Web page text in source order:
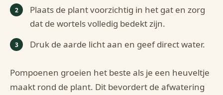
Plaats de plant voorzichtig in het gat en zorg
dat de wortels volledig bedekt zijn.
Druk de aarde licht aan en geef direct water.
Pompoenen groeien het beste als je een heuveltje
maakt rond de plant. Dit bevordert de afwatering